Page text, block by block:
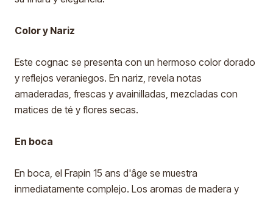
Color y Nariz
Este cognac se presenta con un hermoso color dorado
y reflejos veraniegos. En nariz, revela notas
amaderadas, frescas y avainilladas, mezcladas con
matices de té y flores secas.
En boca
En boca, el Frapin 15 ans d'âge se muestra
inmediatamente complejo. Los aromas de madera y